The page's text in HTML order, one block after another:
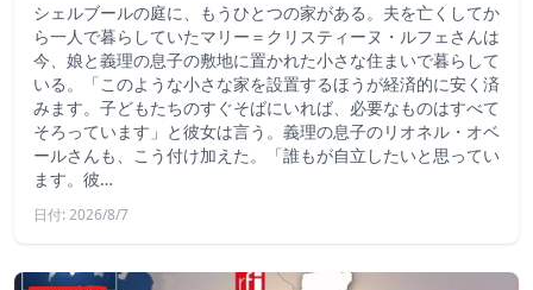
シェルブールの庭に、もうひとつの家がある。夫を亡くしてか
ら一人で暮らしていたマリー＝クリスティーヌ・ルフェさんは
今、娘と義理の息子の敷地に置かれた小さな住まいで暮らして
いる。「このような小さな家を設置するほうが経済的に安く済
みます。子どもたちのすぐそばにいれば、必要なものはすべて
そろっています」と彼女は言う。義理の息子のリオネル・オベ
ールさんも、こう付け加えた。「誰もが自立したいと思ってい
ます。彼…
日付: 2026/8/7